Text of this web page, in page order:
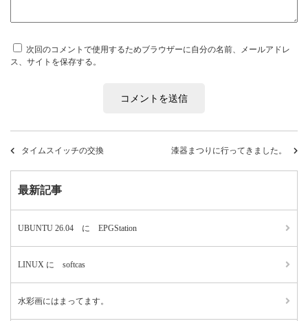
次回のコメントで使用するためブラウザーに自分の名前、メールアドレ
ス、サイトを保存する。
タイムスイッチの交換 漆器まつりに行ってきました。
最新記事
UBUNTU 26.04 に EPGStation
LINUX に softcas
水彩画にはまってます。